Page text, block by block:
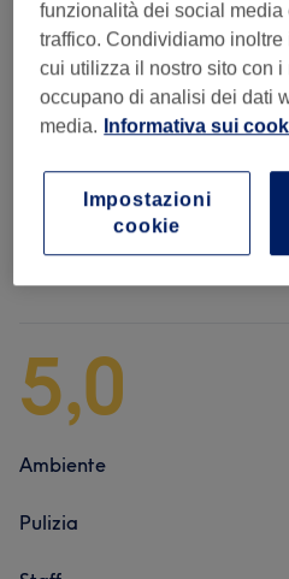
Barba (2)
Taglio Uomo (4)
Taglio (3)
5,0
Ambiente
Pulizia
funzionalità dei social
traffico. Condividiamo
cui utilizza il nostro sito con i
occupano di analisi dei dati
media. Informativa sui
Impostazioni
cookie